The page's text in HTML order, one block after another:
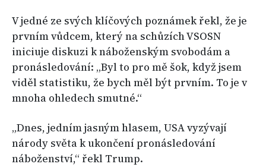
V jedné ze svých klíčových poznámek řekl, že je
prvním vůdcem, který na schůzích VSOSN
iniciuje diskuzi k náboženským svobodám a
pronásledování: „Byl to pro mě šok, když jsem
viděl statistiku, že bych měl být prvním. To je v
mnoha ohledech smutné.“
„Dnes, jedním jasným hlasem, USA vyzývají
národy světa k ukončení pronásledování
náboženství,“ řekl Trump.